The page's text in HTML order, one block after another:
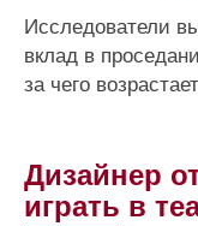
Исследователи
вклад в
за чего
Дизайнер
играть в